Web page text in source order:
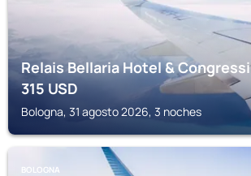
Relais Bellaria Hotel & Congressi
315USD
Bologna, 31 agosto 2026, 3 noches
BOLOGNA